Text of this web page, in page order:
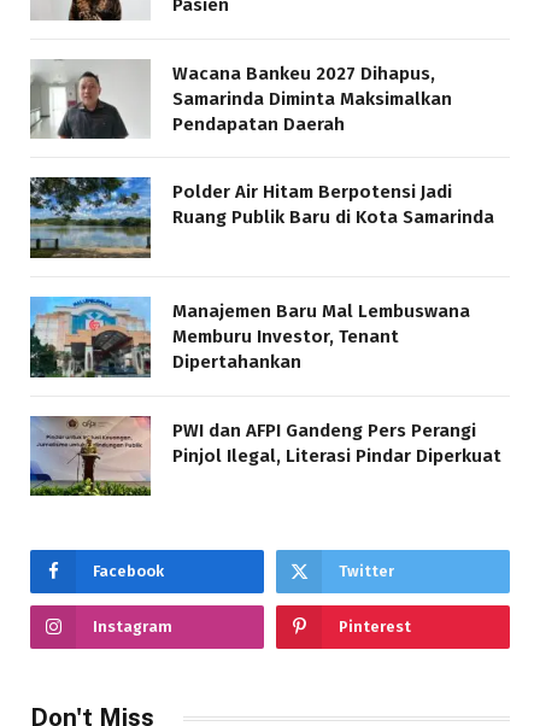
Pasien
Wacana Bankeu 2027 Dihapus,
Samarinda Diminta Maksimalkan
Pendapatan Daerah
Polder Air Hitam Berpotensi Jadi
Ruang Publik Baru di Kota Samarinda
Manajemen Baru Mal Lembuswana
Memburu Investor, Tenant
Dipertahankan
PWI dan AFPI Gandeng Pers Perangi
Pinjol Ilegal, Literasi Pindar Diperkuat
Facebook Twitter
Instagram Pinterest
Don't Miss